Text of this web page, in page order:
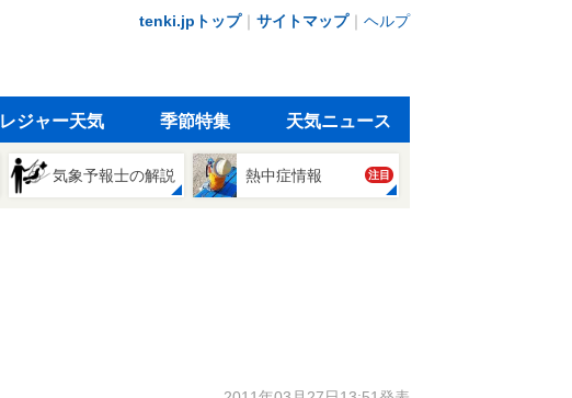
tenki.jpトップ｜ サイトマップ｜ ヘルプ
レジャー天気 季節特集 天気ニュース
気象予報士の解説 熱中症情報 注目